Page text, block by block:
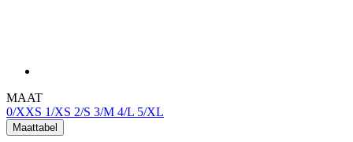
MAAT
0/XXS 1/XS 2/S 3/M 4/L 5/XL
Maattabel